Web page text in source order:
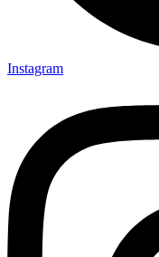
Instagram